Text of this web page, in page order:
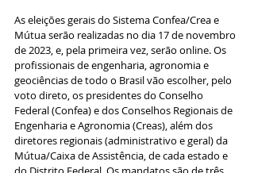
As eleições gerais do Sistema Confea/Crea e
Mútua serão realizadas no dia 17 de novembro
de 2023, e, pela primeira vez, serão online. Os
profissionais de engenharia, agronomia e
geociências de todo o Brasil vão escolher, pelo
voto direto, os presidentes do Conselho
Federal (Confea) e dos Conselhos Regionais de
Engenharia e Agronomia (Creas), além dos
diretores regionais (administrativo e geral) da
Mútua/Caixa de Assistência, de cada estado e